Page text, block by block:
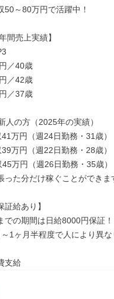
50～80万円で活躍中！
間売上実績】
／40歳
／42歳
／37歳
人の方（2025年の実績）
41万円（週24日勤務・31歳）
39万円（週22日勤務・28歳）
45万円（週26日勤務・35歳）
った分だけ稼ぐことができま
証給あり】
での期間は日給8000円保証！
1ヶ月半程度で人により異な
支給